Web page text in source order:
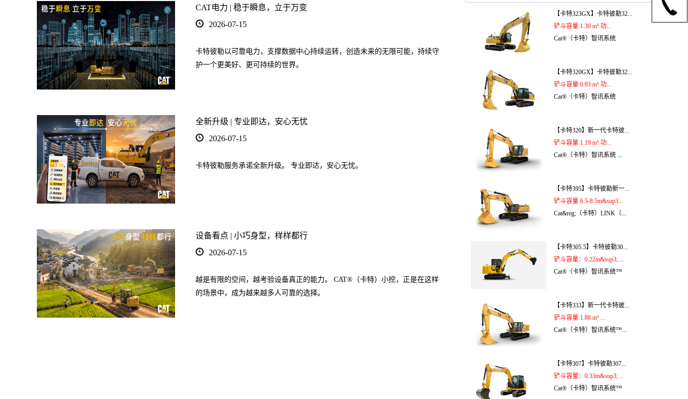
CAT电力 | 稳于瞬息，立于万变
2026-07-15
卡特彼勒以可靠电力，支撑数据中心持续运转，创造未来的无限可能，持续守
护一个更美好、更可持续的世界。
全新升级 | 专业即达，安心无忧
2026-07-15
卡特彼勒服务承诺全新升级。 专业即达，安心无忧。
设备看点 | 小巧身型，样样都行
2026-07-15
越是有限的空间，越考验设备真正的能力。 CAT®（卡特）小挖，正是在这样
的场景中，成为越来越多人可靠的选择。
【卡特323GX】卡特彼勒32...
铲斗容量 1.30 m³ 功...
Cat®（卡特）智讯系统
【卡特320GX】卡特彼勒32...
铲斗容量 0.93 m³ 功...
Cat®（卡特）智讯系统
【卡特320】新一代卡特彼...
铲斗容量 1.19 m³ 功...
Cat®（卡特）智讯系统 ...
【卡特395】卡特彼勒新一...
铲斗容量 6.5-8.5m&sup3...
Cat&reg;（卡特）LINK（...
【卡特305.5】卡特彼勒30...
铲斗容量：0.22m&sup3; ...
Cat®（卡特）智讯系统™
【卡特333】新一代卡特彼...
铲斗容量 1.88 m³ ...
Cat®（卡特）智讯系统™...
【卡特307】卡特彼勒307...
铲斗容量：0.33m&sup3; ...
Cat®（卡特）智讯系统™